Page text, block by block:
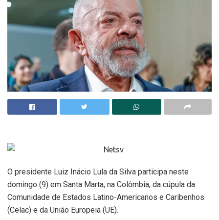
O presidente Luiz Inácio Lula da Silva participa neste
domingo (9) em Santa Marta, na Colômbia, da cúpula da
Comunidade de Estados Latino-Americanos e Caribenhos
(Celac) e da União Europeia (UE).